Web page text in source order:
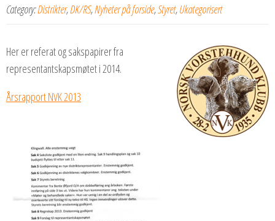
Category:Distrikter,DK/RS,Nyheter på forside,Styret,Ukategorisert
Her er referat og sakspapirer fra
representantskapsmøtet i 2014.
Årsrapport NVK 2013